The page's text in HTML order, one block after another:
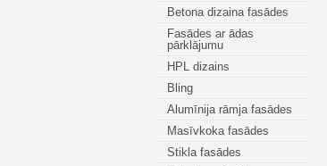
Betona dizaina fasādes
Fasādes ar ādas
pārklājumu
HPL dizains
Bling
Alumīnija rāmja fasādes
Masīvkoka fasādes
Stikla fasādes